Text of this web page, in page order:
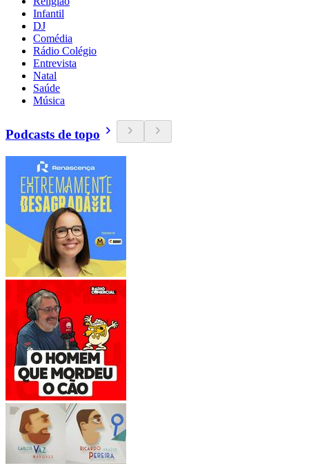
Infantil
DJ
Comédia
Rádio Colégio
Entrevista
Natal
Saúde
Música
Podcasts de topo